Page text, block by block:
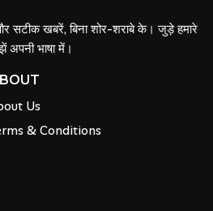
सटीक खबरें, बिना शोर-शराबे के। जुड़े हमारे
भाषा में।
Us
& Conditions